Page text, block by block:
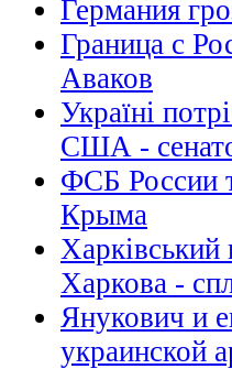
Германия
Граница с
Аваков
Україні
США -
ФСБ России
Крыма
Харківський
Харкова -
Янукович и
украинской